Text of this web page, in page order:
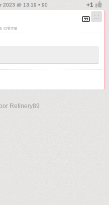
2023 @ 13:19 • 90
crème
Refinery89